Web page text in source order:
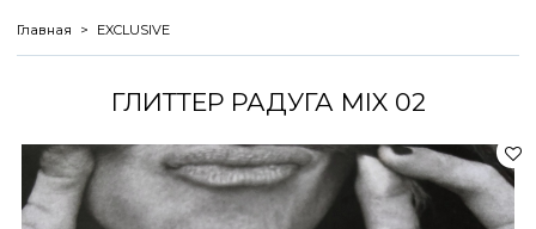
Главная EXCLUSIVE
ГЛИТТЕР РАДУГА MIX 02